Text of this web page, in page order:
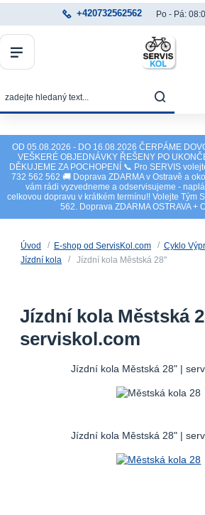
OD 05.08.2026 - DO 16.08.2026 ČERPÁME
VEŠKERÉ OBJEDNÁVKY ŘEŠENY PO
DĚKUJEME ZA POCHOPENÍ 📞 Pro SERVIS
732 562 562 🚚 Doprava ZDARMA v Ostravě a
vám rádi vyzvedneme a odservisujeme -
celkovou dopravu v krátkém termínu!! Volejte Tým
562. Doprava ZDARMA OSTRAVA +
+420732562562 Po - Pá:
Úvod E-shop od ServisKol.com
Cyklo
Jízdní kola
Jízdní kola Městská 28"
Jízdní kola Městská
serviskol.com
Jízdní kola Městská 28" |
Jízdní kola Městská 28" |